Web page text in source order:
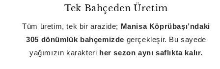
Tek Bahçeden Üretim
Tüm üretim, tek bir arazide; Manisa Köprübaşı’ndaki
305 dönümlük bahçemizde gerçekleşir. Bu sayede
yağımızın karakteri her sezon aynı saflıkta kalır.